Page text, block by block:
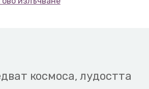
нов анализ на
Те твърдят, че
космоса, лудостта